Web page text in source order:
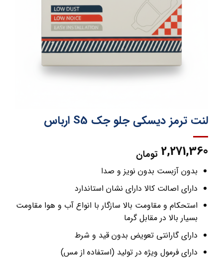
لنت ترمز دیسکی جلو جک S5 ارباس
2,271,360 تومان
بدون آزبست بدون نویز و صدا
دارای اصالت کالا دارای نشان استاندارد
استحکام و مقاومت بالا سازگار با انواع آب و هوا مقاومت
بسیار بالا در مقابل گرما
دارای گارانتی تعویض بدون قید و شرط
دارای فرمول ویژه در تولید (استفاده از مس)